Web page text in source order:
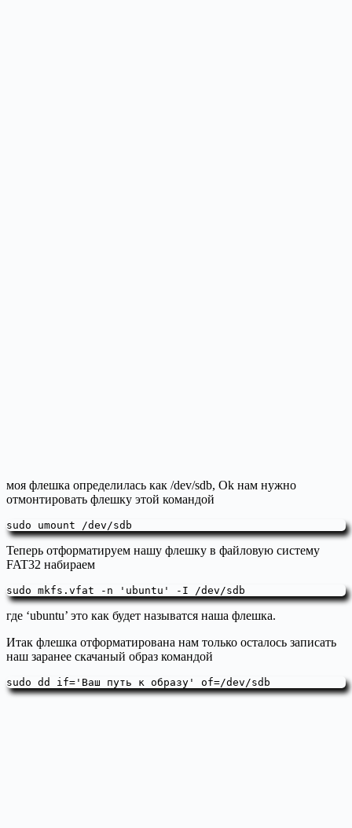
моя флешка определилась как /dev/sdb, Ok нам нужно
отмонтировать флешку этой командой
sudo umount /dev/sdb
Теперь отформатируем нашу флешку в файловую систему
FAT32 набираем
sudo mkfs.vfat -n 'ubuntu' -I /dev/sdb
где ‘ubuntu’ это как будет называтся наша флешка.
Итак флешка отформатирована нам только осталось записать
наш заранее скачаный образ командой
sudo dd if='Ваш путь к образу' of=/dev/sdb